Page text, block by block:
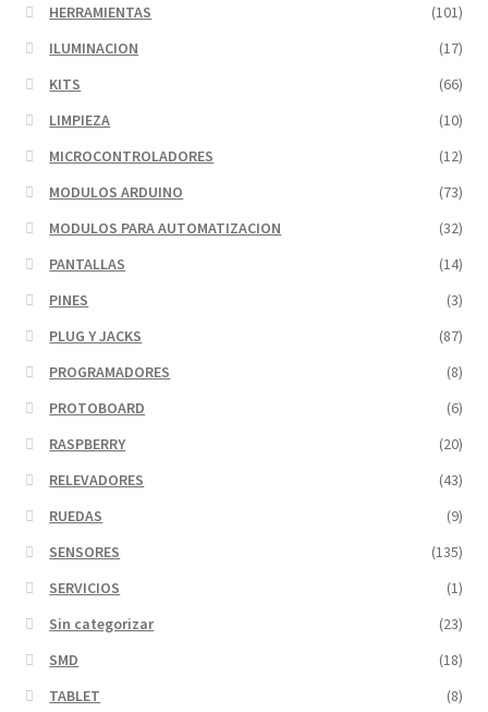
HERRAMIENTAS
(101)
ILUMINACION
(17)
KITS
(66)
LIMPIEZA
(10)
MICROCONTROLADORES
(12)
MODULOS ARDUINO
(73)
MODULOS PARA AUTOMATIZACION
(32)
PANTALLAS
(14)
PINES
(3)
PLUG Y JACKS
(87)
PROGRAMADORES
(8)
PROTOBOARD
(6)
RASPBERRY
(20)
RELEVADORES
(43)
RUEDAS
(9)
SENSORES
(135)
SERVICIOS
(1)
Sin categorizar
(23)
SMD
(18)
TABLET
(8)